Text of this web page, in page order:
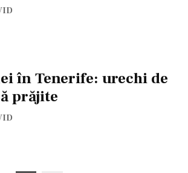
în Tenerife: urechi de
prăjite